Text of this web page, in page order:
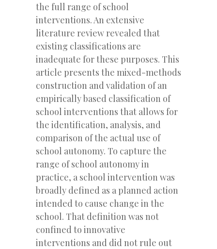
the full range of school
interventions. An extensive
literature review revealed that
existing classifications are
inadequate for these purposes. This
article presents the mixed-methods
construction and validation of an
empirically based classification of
school interventions that allows for
the identification, analysis, and
comparison of the actual use of
school autonomy. To capture the
range of school autonomy in
practice, a school intervention was
broadly defined as a planned action
intended to cause change in the
school. That definition was not
confined to innovative
interventions and did not rule out